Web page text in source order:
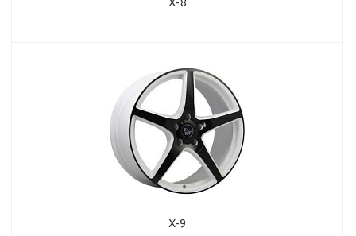
X-9